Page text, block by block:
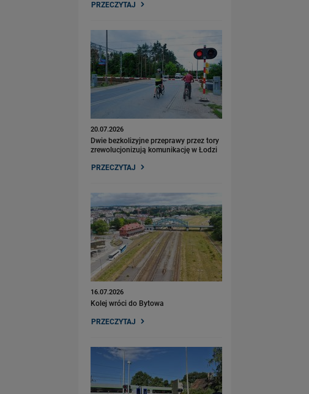
PRZECZYTAJ
20.07.2026
Dwie bezkolizyjne przeprawy przez tory
zrewolucjonizują komunikację w Łodzi
PRZECZYTAJ
16.07.2026
Kolej wróci do Bytowa
PRZECZYTAJ